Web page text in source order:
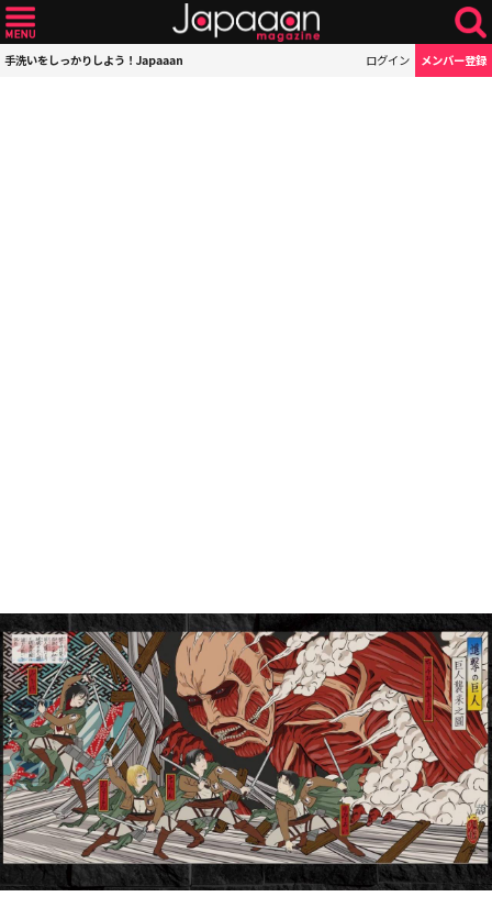
手洗いをしっかりしよう！Japaaan ログイン メンバー登録